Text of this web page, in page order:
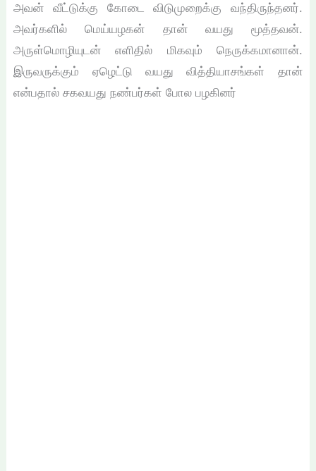
அவன் வீட்டுக்கு கோடை விடுமுறைக்கு வந்திருந்தனர்.
அவர்களில் மெய்யழகன் தான் வயது மூத்தவன்.
அருள்மொழியுடன் எளிதில் மிகவும் நெருக்கமானான்.
இருவருக்கும் ஏழெட்டு வயது வித்தியாசங்கள் தான்
என்பதால் சகவயது நண்பர்கள் போல பழகினர்